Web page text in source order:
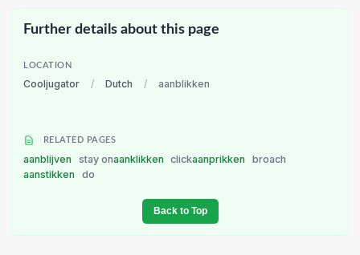
Further details about this page
LOCATION
Cooljugator / Dutch / aanblikken
RELATED PAGES
aanblijven stay onaanklikken clickaanprikken
broach
aanstikken
do
Back to Top